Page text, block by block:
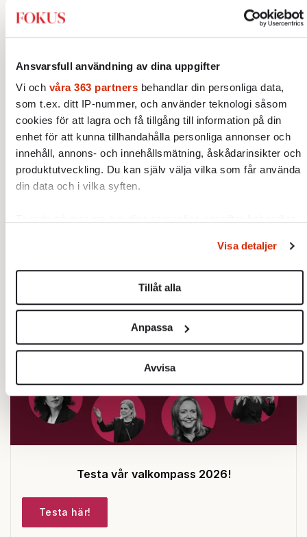
Ansvarsfull användning av dina uppgifter
Vi och våra 363 partners behandlar din personliga data,
som t.ex. ditt IP-nummer, och använder teknologi såsom
cookies för att lagra och få tillgång till information på din
enhet för att kunna tillhandahålla personliga annonser och
innehåll, annons- och innehållsmätning, åskådarinsikter och
produktutveckling. Du kan själv välja vilka som får använda
din data och i vilka syften.
ändra eller dra tillbaka ditt samtycke när som helst från
cookie-förklaringen.
Vi använder enhetsidentifierare för att anpassa innehållet
sociala medier och analysera vår trafik. Vi vidarebefordrar
även sådana identifierare och annan information från din
enhet till de sociala medier och annons- och analysföretag
som vi samarbetar med. Dessa kan i sin tur kombinera
informationen med annan information som du har
tillhandahållit eller som de har samlat in när du har använt
Om du vill läsa mer om hur vi hanterar personuppgifter kan
Visa detaljer
Tillåt alla
Anpassa
Avvisa
Ekonomi
VECKANS FOKUS
Går Storbritannien att rädda?
Av: Lotta Dinkelspiel•
Utköpsmiljarderna som döljer
Testa vår valkompass 2026!
Testa här!